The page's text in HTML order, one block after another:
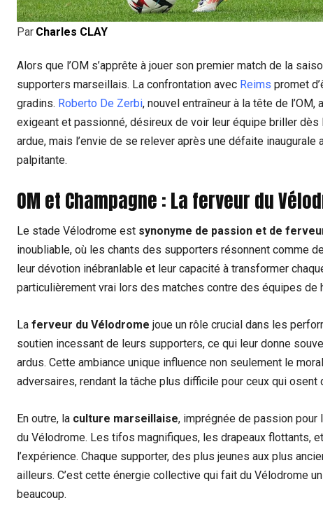
Par Charles CLAY
Alors que l’OM s’apprête à jouer son premier match de la
supporters marseillais. La confrontation avec Reims promet
gradins. Roberto De Zerbi, nouvel entraîneur à la tête de
exigeant et passionné, désireux de voir leur équipe briller dès
ardue, mais l’envie de se relever après une défaite
palpitante.
OM et Champagne : La ferveur du
Le stade Vélodrome est synonyme de passion et de
inoubliable, où les chants des supporters résonnent comme
leur dévotion inébranlable et leur capacité à transformer
particulièrement vrai lors des matches contre des équipes de
La ferveur du Vélodrome joue un rôle crucial dans les
soutien incessant de leurs supporters, ce qui leur donne
ardus. Cette ambiance unique influence non seulement le
adversaires, rendant la tâche plus difficile pour ceux qui osent
En outre, la culture marseillaise, imprégnée de passion
du Vélodrome. Les tifos magnifiques, les drapeaux flottants,
l’expérience. Chaque supporter, des plus jeunes aux plus
ailleurs. C’est cette énergie collective qui fait du Vélodrome
beaucoup.